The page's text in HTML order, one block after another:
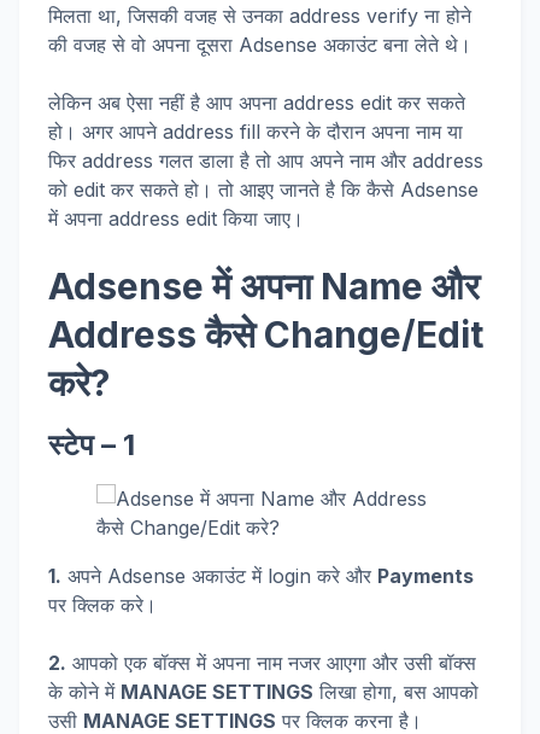
मिलता था, जिसकी वजह से उनका address verify ना होने
की वजह से वो अपना दूसरा Adsense अकाउंट बना लेते थे।
लेकिन अब ऐसा नहीं है आप अपना address edit कर सकते
हो। अगर आपने address fill करने के दौरान अपना नाम या
फिर address गलत डाला है तो आप अपने नाम और address
को edit कर सकते हो। तो आइए जानते है कि कैसे Adsense
में अपना address edit किया जाए।
Adsense में अपना Name और
Address कैसे Change/Edit
करे?
स्टेप – 1
1. अपने Adsense अकाउंट में login करे और Payments
पर क्लिक करे।
2. आपको एक बॉक्स में अपना नाम नजर आएगा और उसी बॉक्स
के कोने में MANAGE SETTINGS लिखा होगा, बस आपको
उसी MANAGE SETTINGS पर क्लिक करना है।